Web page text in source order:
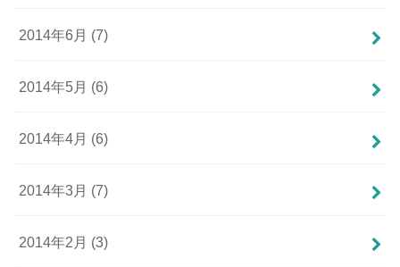
2014年6月 (7)
2014年5月 (6)
2014年4月 (6)
2014年3月 (7)
2014年2月 (3)